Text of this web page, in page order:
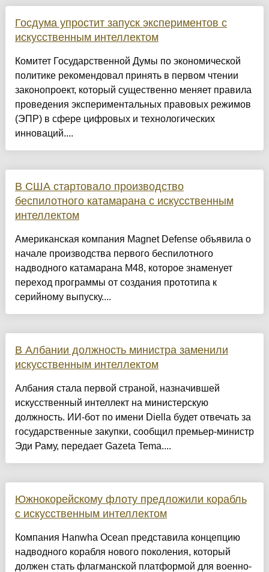
Госдума упростит запуск экспериментов с
искусственным интеллектом
Комитет Государственной Думы по экономической
политике рекомендовал принять в первом чтении
законопроект, который существенно меняет правила
проведения экспериментальных правовых режимов
(ЭПР) в сфере цифровых и технологических
инноваций....
В США стартовало производство
беспилотного катамарана с искусственным
интеллектом
Американская компания Magnet Defense объявила о
начале производства первого беспилотного
надводного катамарана M48, которое знаменует
переход программы от создания прототипа к
серийному выпуску....
В Албании должность министра заменили
искусственным интеллектом
Албания стала первой страной, назначившей
искусственный интеллект на министерскую
должность. ИИ-бот по имени Diella будет отвечать за
государственные закупки, сообщил премьер-министр
Эди Раму, передает Gazeta Tema....
Южнокорейскому флоту предложили корабль
с искусственным интеллектом
Компания Hanwha Ocean представила концепцию
надводного корабля нового поколения, который
должен стать флагманской платформой для военно-